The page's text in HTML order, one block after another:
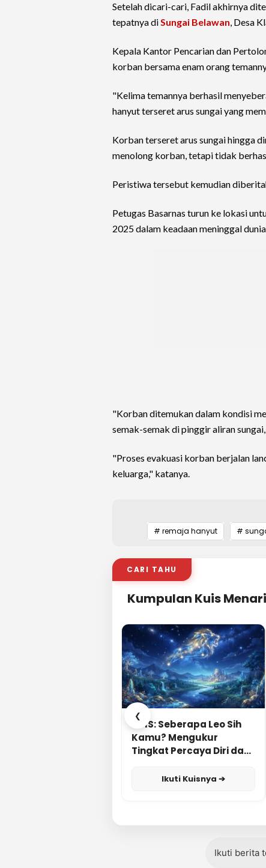
Setelah dicari-cari, Fadil akhirnya
tepatnya diSungai Belawan, Desa
Kepala Kantor Pencarian dan
korban bersama enam orang
"Kelima temannya berhasil
hanyut terseret arus sungai yang
Korban terseret arus sungai hingga
menolong korban, tetapi tidak
Peristiwa tersebut kemudian
Petugas Basarnas turun ke lokasi
2025 dalam keadaan meninggal
"Korban ditemukan dalam kondisi
semak-semak di pinggir aliran
"Proses evakuasi korban berjalan
keluarga," katanya.
# remaja hanyut #
CARI TAHU
Kumpulan Kuis
❮
KUIS: Seberapa Leo Sih
Kamu? Mengukur
Tingkat Percaya Diri dan
Ikuti Kuisnya ➔
Ikuti berita